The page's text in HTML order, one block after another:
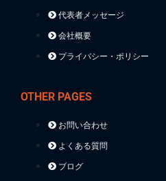
代表者メッセージ
会社概要
プライバシー・ポリシー
OTHER PAGES
お問い合わせ
よくある質問
ブログ